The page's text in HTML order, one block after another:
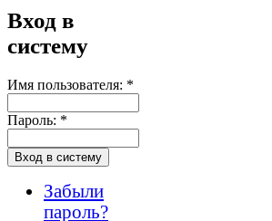
Вход в
систему
Имя пользователя: *
Пароль: *
Забыли
пароль?